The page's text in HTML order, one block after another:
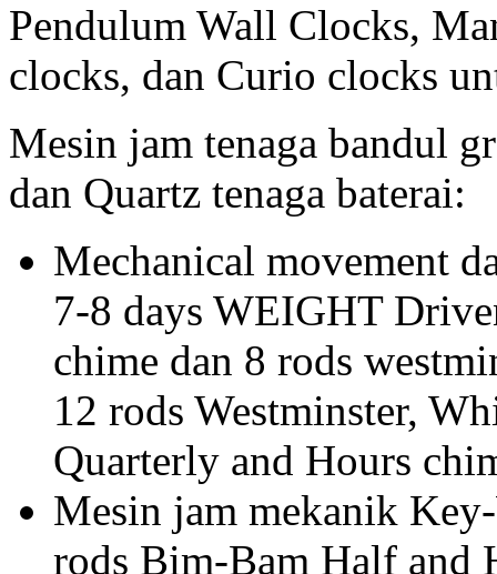
Pendulum Wall Clocks,
clocks, dan Curio clocks
Mesin jam tenaga bandul
dan Quartz tenaga baterai:
Mechanical movement
7-8 days WEIGHT
chime dan 8 rods
12 rods Westminster,
Quarterly and Hours
Mesin jam mekanik
rods Bim-Bam Half and